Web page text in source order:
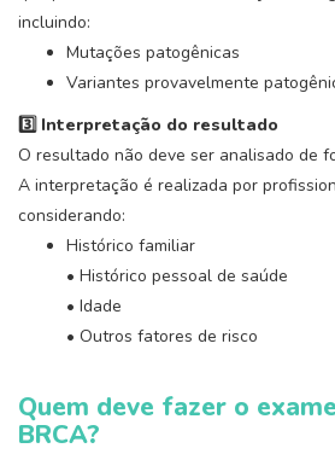
incluindo:
Mutações patogênicas
Variantes provavelmente
3️ ⃣ Interpretação do resultado
O resultado não deve ser analisado de
A interpretação é realizada por
considerando:
Histórico familiar
• Histórico pessoal de saúde
• Idade
• Outros fatores de risco
Quem deve fazer o
BRCA?